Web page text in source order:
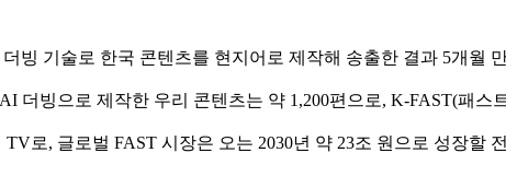
빙 기술로 한국 콘텐츠를 현지어로 제작해 송출한 결과 5개월
더빙으로 제작한 우리 콘텐츠는 약 1,200편으로, K-FAST(패스
로, 글로벌 FAST 시장은 오는 2030년 약 23조 원으로 성장할